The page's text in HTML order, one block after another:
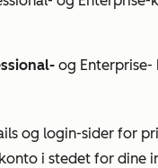
og Enterprise-
og login-sider for
i stedet for dine